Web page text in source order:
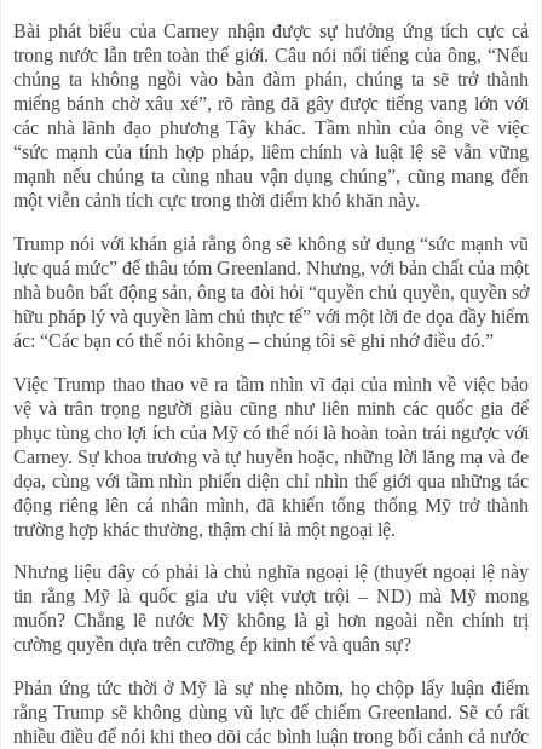
Bài phát biểu của Carney nhận được sự hưởng ứng tích cực cả
trong nước lẫn trên toàn thế giới. Câu nói nổi tiếng của ông, “Nếu
chúng ta không ngồi vào bàn đàm phán, chúng ta sẽ trở thành
miếng bánh chờ xâu xé”, rõ ràng đã gây được tiếng vang lớn với
các nhà lãnh đạo phương Tây khác. Tầm nhìn của ông về việc
“sức mạnh của tính hợp pháp, liêm chính và luật lệ sẽ vẫn vững
mạnh nếu chúng ta cùng nhau vận dụng chúng”, cũng mang đến
một viễn cảnh tích cực trong thời điểm khó khăn này.
Trump nói với khán giả rằng ông sẽ không sử dụng “sức mạnh vũ
lực quá mức” để thâu tóm Greenland. Nhưng, với bản chất của một
nhà buôn bất động sản, ông ta đòi hỏi “quyền chủ quyền, quyền sở
hữu pháp lý và quyền làm chủ thực tế” với một lời đe dọa đầy hiểm
ác: “Các bạn có thể nói không – chúng tôi sẽ ghi nhớ điều đó.”
Việc Trump thao thao vẽ ra tầm nhìn vĩ đại của mình về việc bảo
vệ và trân trọng người giàu cũng như liên minh các quốc gia để
phục tùng cho lợi ích của Mỹ có thể nói là hoàn toàn trái ngược với
Carney. Sự khoa trương và tự huyễn hoặc, những lời lăng mạ và đe
dọa, cùng với tầm nhìn phiến diện chỉ nhìn thế giới qua những tác
động riêng lên cá nhân mình, đã khiến tổng thống Mỹ trở thành
trường hợp khác thường, thậm chí là một ngoại lệ.
Nhưng liệu đây có phải là chủ nghĩa ngoại lệ (thuyết ngoại lệ này
tin rằng Mỹ là quốc gia ưu việt vượt trội – ND) mà Mỹ mong
muốn? Chẳng lẽ nước Mỹ không là gì hơn ngoài nền chính trị
cường quyền dựa trên cưỡng ép kinh tế và quân sự?
Phản ứng tức thời ở Mỹ là sự nhẹ nhõm, họ chộp lấy luận điểm
rằng Trump sẽ không dùng vũ lực để chiếm Greenland. Sẽ có rất
nhiều điều để nói khi theo dõi các bình luận trong bối cảnh cả nước